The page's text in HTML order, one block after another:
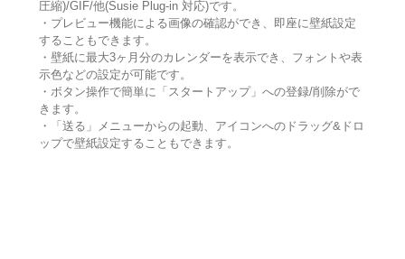
圧縮)/GIF/他(Susie Plug-in 対応)です。
・プレビュー機能による画像の確認ができ、即座に壁紙設定
することもできます。
・壁紙に最大3ヶ月分のカレンダーを表示でき、フォントや表
示色などの設定が可能です。
・ボタン操作で簡単に「スタートアップ」への登録/削除がで
きます。
・「送る」メニューからの起動、アイコンへのドラッグ&ドロ
ップで壁紙設定することもできます。